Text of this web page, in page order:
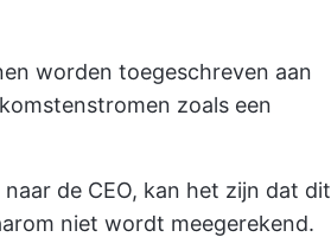
worden toegeschreven aan
zoals een
de CEO, kan het zijn dat dit
niet wordt meegerekend.